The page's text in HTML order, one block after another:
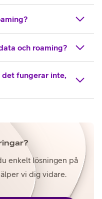
och roaming?
fungerar inte,
enkelt lösningen på
vi dig vidare.